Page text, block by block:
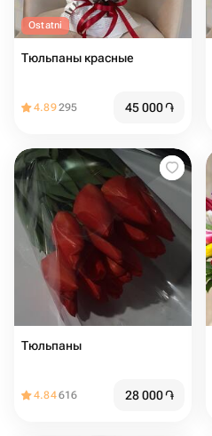
Ostatni
Тюльпаны красные
4.89295 45 000֏
Тюльпаны
4.84616 28 000֏